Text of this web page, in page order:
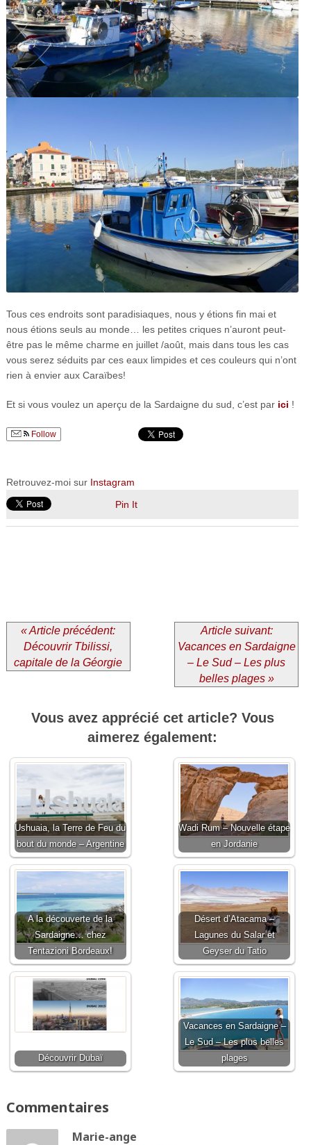
Tous ces endroits sont paradisiaques, nous y étions fin mai et
nous étions seuls au monde… les petites criques n’auront peut-
être pas le même charme en juillet /août, mais dans tous les cas
vous serez séduits par ces eaux limpides et ces couleurs qui n’ont
rien à envier aux Caraïbes!
Et si vous voulez un aperçu de la Sardaigne du sud, c’est par ici !
Follow
Retrouvez-moi sur Instagram
Pin It
« Article précédent:
Découvrir Tbilissi,
capitale de la Géorgie
Article suivant:
Vacances en Sardaigne
– Le Sud – Les plus
belles plages »
Vous avez apprécié cet article? Vous
aimerez également:
Ushuaia, la Terre de Feu du
bout du monde – Argentine
Wadi Rum – Nouvelle étape
en Jordanie
A la découverte de la
Sardaigne… chez
Tentazioni Bordeaux!
Désert d’Atacama –
Lagunes du Salar et
Geyser du Tatio
Découvrir Dubaï
Vacances en Sardaigne –
Le Sud – Les plus belles
plages
Commentaires
Marie-ange